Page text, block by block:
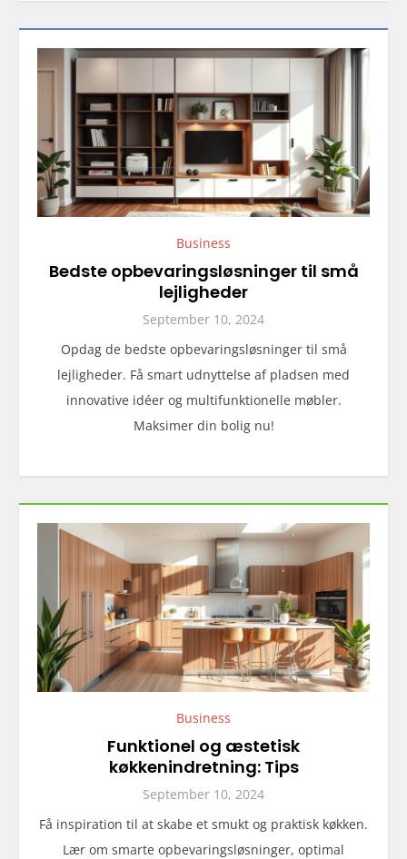
Business
Bedste opbevaringsløsninger til små
lejligheder
September 10, 2024
Opdag de bedste opbevaringsløsninger til små
lejligheder. Få smart udnyttelse af pladsen med
innovative idéer og multifunktionelle møbler.
Maksimer din bolig nu!
Business
Funktionel og æstetisk
køkkenindretning: Tips
September 10, 2024
Få inspiration til at skabe et smukt og praktisk køkken.
Lær om smarte opbevaringsløsninger, optimal